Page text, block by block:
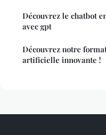
Découvrez le chatbot
avec gpt
Découvrez notre
artificielle innovante !